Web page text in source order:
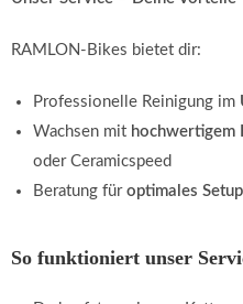
RAMLON-Bikes bietet dir:
Professionelle Reinigung im
Wachsen mit hochwertigem
oder Ceramicspeed
Beratung für optimales Setup
So funktioniert unser